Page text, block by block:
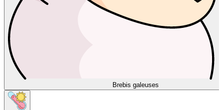
Brebis galeuses